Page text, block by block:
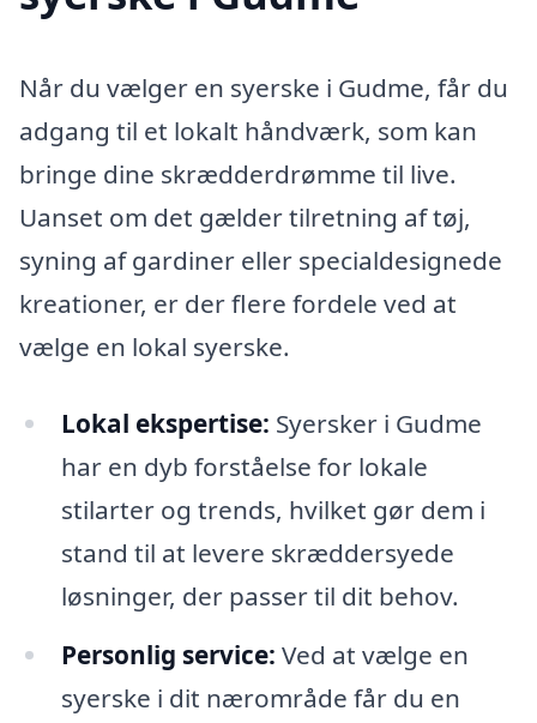
Når du vælger en syerske i Gudme, får du
adgang til et lokalt håndværk, som kan
bringe dine skrædderdrømme til live.
Uanset om det gælder tilretning af tøj,
syning af gardiner eller specialdesignede
kreationer, er der flere fordele ved at
vælge en lokal syerske.
Lokal ekspertise: Syersker i Gudme
har en dyb forståelse for lokale
stilarter og trends, hvilket gør dem i
stand til at levere skræddersyede
løsninger, der passer til dit behov.
Personlig service: Ved at vælge en
syerske i dit nærområde får du en